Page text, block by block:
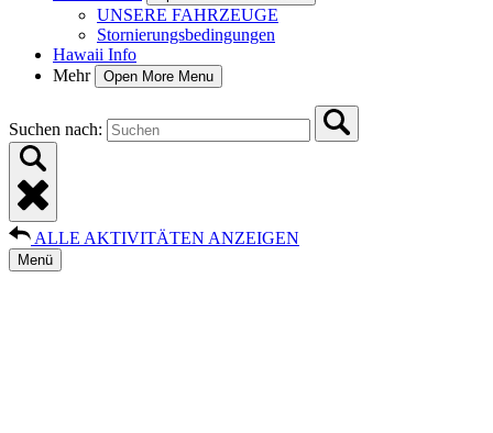
UNSERE FAHRZEUGE
Stornierungsbedingungen
Hawaii Info
Mehr
Open More Menu
Suchen nach:
ALLE AKTIVITÄTEN ANZEIGEN
Menü